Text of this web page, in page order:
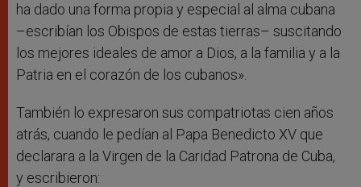
ha dado una forma propia y especial al alma cubana
–escribían los Obispos de estas tierras– suscitando
los mejores ideales de amor a Dios, a la familia y a la
Patria en el corazón de los cubanos».
También lo expresaron sus compatriotas cien años
atrás, cuando le pedían al Papa Benedicto XV que
declarara a la Virgen de la Caridad Patrona de Cuba,
y escribieron: